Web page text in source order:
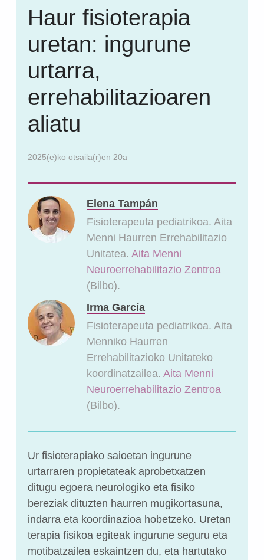
Haur fisioterapia
uretan: ingurune
urtarra,
errehabilitazioaren
aliatu
2025(e)ko otsaila(r)en 20a
Elena Tampán
Fisioterapeuta pediatrikoa. Aita
Menni Haurren Errehabilitazio
Unitatea. Aita Menni
Neuroerrehabilitazio Zentroa
(Bilbo).
Irma García
Fisioterapeuta pediatrikoa. Aita
Menniko Haurren
Errehabilitazioko Unitateko
koordinatzailea. Aita Menni
Neuroerrehabilitazio Zentroa
(Bilbo).
Ur fisioterapiako saioetan ingurune
urtarraren propietateak aprobetxatzen
ditugu egoera neurologiko eta fisiko
bereziak dituzten haurren mugikortasuna,
indarra eta koordinazioa hobetzeko. Uretan
terapia fisikoa egiteak ingurune seguru eta
motibatzailea eskaintzen du, eta hartutako